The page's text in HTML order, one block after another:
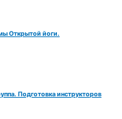
Открытой йоги.
Подготовка инструкторов